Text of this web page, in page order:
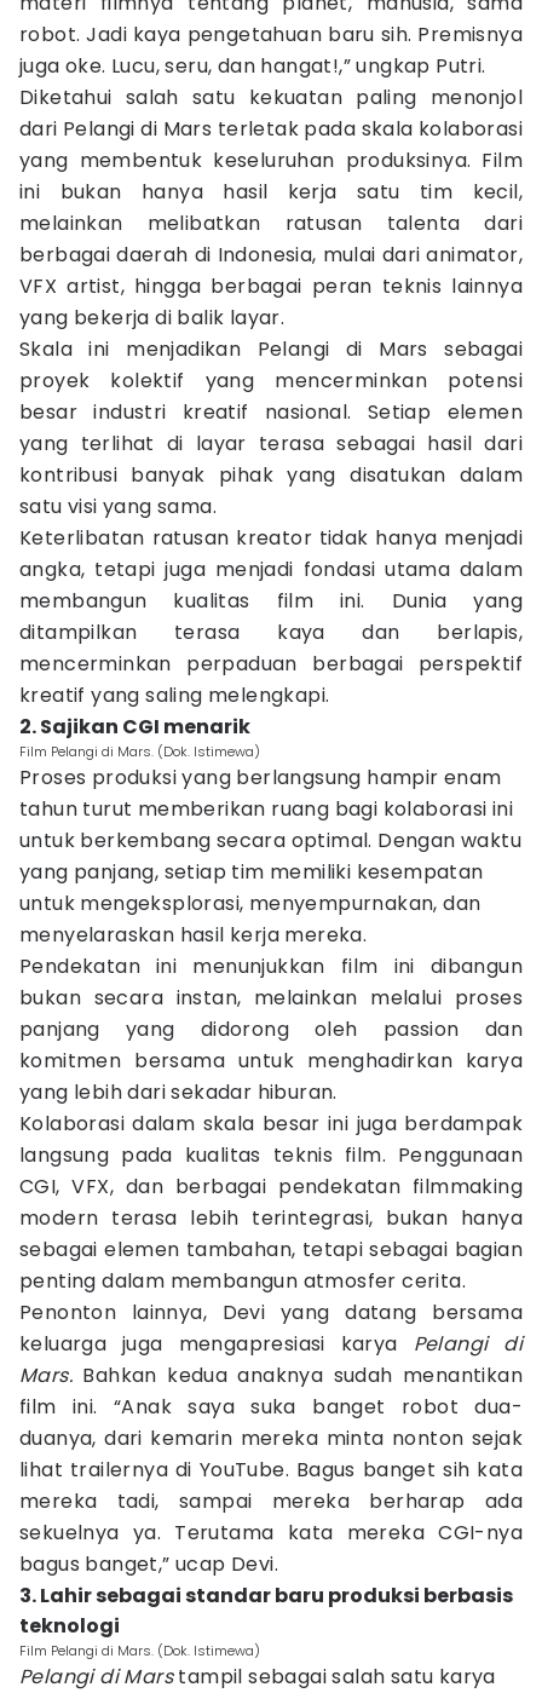
robot. Jadi kaya pengetahuan baru sih. Premisnya
juga oke. Lucu, seru, dan hangat!,” ungkap Putri.
Diketahui salah satu kekuatan paling menonjol
dari Pelangi di Mars terletak pada skala kolaborasi
yang membentuk keseluruhan produksinya. Film
ini bukan hanya hasil kerja satu tim kecil,
melainkan melibatkan ratusan talenta dari
berbagai daerah di Indonesia, mulai dari animator,
VFX artist, hingga berbagai peran teknis lainnya
yang bekerja di balik layar.
Skala ini menjadikan Pelangi di Mars sebagai
proyek kolektif yang mencerminkan potensi
besar industri kreatif nasional. Setiap elemen
yang terlihat di layar terasa sebagai hasil dari
kontribusi banyak pihak yang disatukan dalam
satu visi yang sama.
Keterlibatan ratusan kreator tidak hanya menjadi
angka, tetapi juga menjadi fondasi utama dalam
membangun kualitas film ini. Dunia yang
ditampilkan terasa kaya dan berlapis,
mencerminkan perpaduan berbagai perspektif
kreatif yang saling melengkapi.
2. Sajikan CGI menarik
Film Pelangi di Mars. (Dok. Istimewa)
Proses produksi yang berlangsung hampir enam
tahun turut memberikan ruang bagi kolaborasi ini
untuk berkembang secara optimal. Dengan waktu
yang panjang, setiap tim memiliki kesempatan
untuk mengeksplorasi, menyempurnakan, dan
menyelaraskan hasil kerja mereka.
Pendekatan ini menunjukkan film ini dibangun
bukan secara instan, melainkan melalui proses
panjang yang didorong oleh passion dan
komitmen bersama untuk menghadirkan karya
yang lebih dari sekadar hiburan.
Kolaborasi dalam skala besar ini juga berdampak
langsung pada kualitas teknis film. Penggunaan
CGI, VFX, dan berbagai pendekatan filmmaking
modern terasa lebih terintegrasi, bukan hanya
sebagai elemen tambahan, tetapi sebagai bagian
penting dalam membangun atmosfer cerita.
Penonton lainnya, Devi yang datang bersama
keluarga juga mengapresiasi karya Pelangi di
Mars. Bahkan kedua anaknya sudah menantikan
film ini. “Anak saya suka banget robot dua-
duanya, dari kemarin mereka minta nonton sejak
lihat trailernya di YouTube. Bagus banget sih kata
mereka tadi, sampai mereka berharap ada
sekuelnya ya. Terutama kata mereka CGI-nya
bagus banget,” ucap Devi.
3. Lahir sebagai standar baru produksi berbasis
teknologi
Film Pelangi di Mars. (Dok. Istimewa)
Pelangi di Marstampil sebagai salah satu karya